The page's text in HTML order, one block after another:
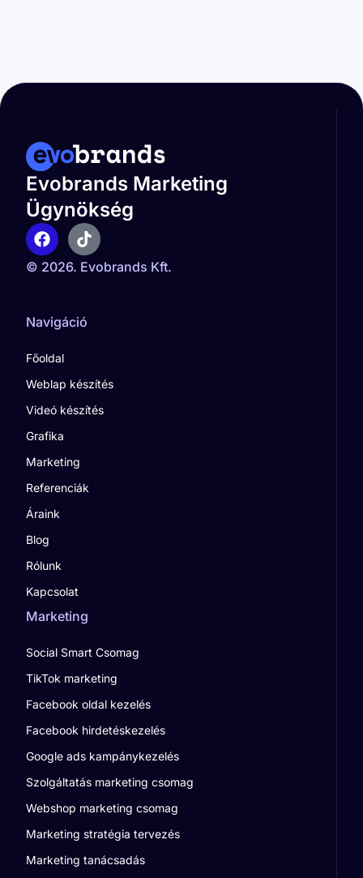
Evobrands Marketing
Ügynökség
© 2026. Evobrands Kft.
Navigáció
Főoldal
Weblap készítés
Videó készítés
Grafika
Marketing
Referenciák
Áraink
Blog
Rólunk
Kapcsolat
Marketing
Social Smart Csomag
TikTok marketing
Facebook oldal kezelés
Facebook hirdetéskezelés
Google ads kampánykezelés
Szolgáltatás marketing csomag
Webshop marketing csomag
Marketing stratégia tervezés
Marketing tanácsadás